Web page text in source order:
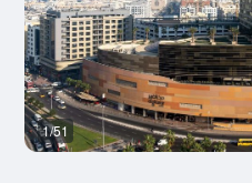
1/51